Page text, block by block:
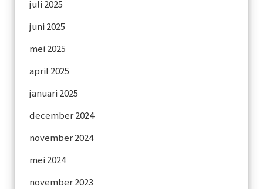
juli 2025
juni 2025
mei 2025
april 2025
januari 2025
december 2024
november 2024
mei 2024
november 2023